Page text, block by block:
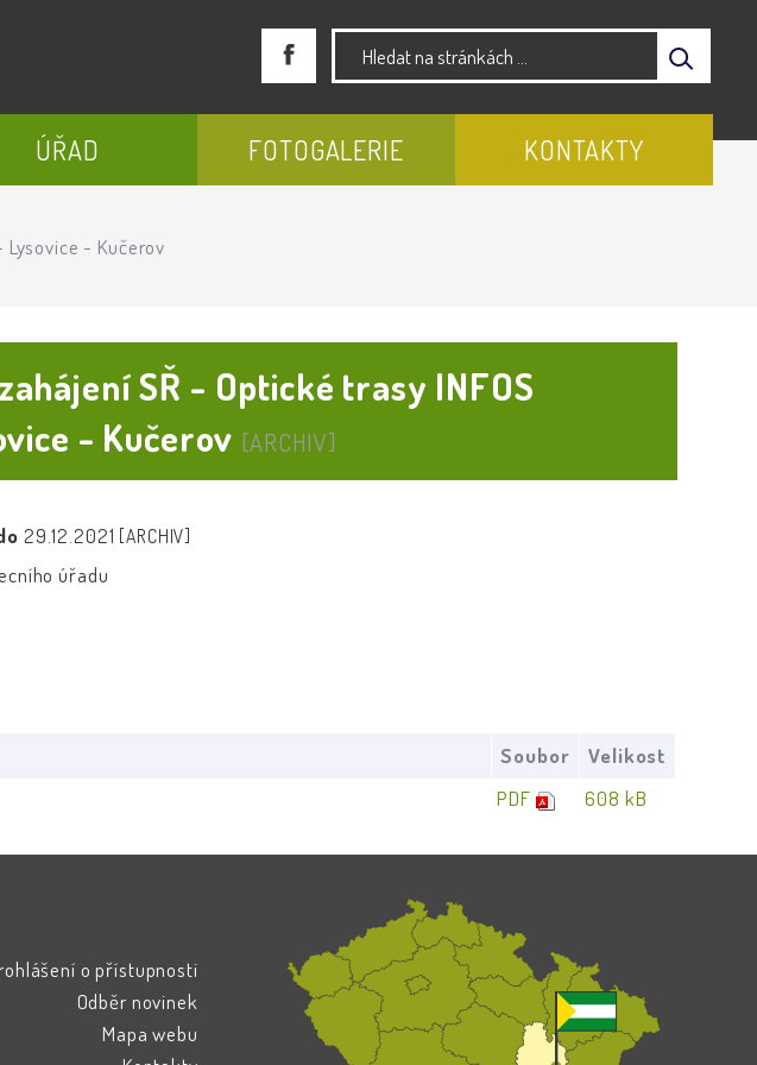
ÚŘAD FOTOGALERIE KONTAKTY
Lysovice - Kučerov
SŘ - Optické trasy INFOS
- Kučerov [ARCHIV]
29.12.2021 [ARCHIV]
úřadu
Soubor
Velikost
PDF 608 kB
o přístupnosti
Odběr novinek
Mapa webu